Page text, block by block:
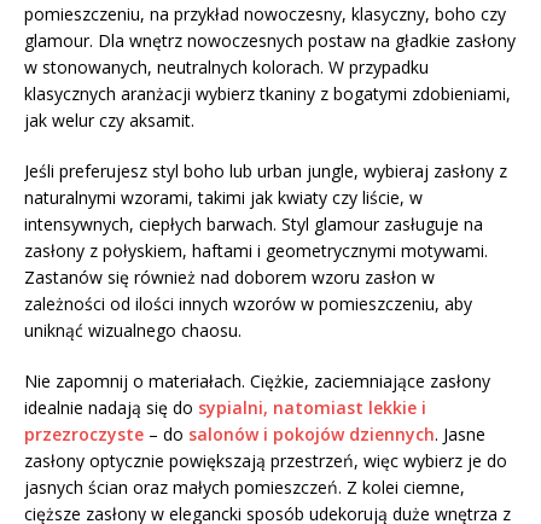
pomieszczeniu, na przykład nowoczesny, klasyczny, boho czy
glamour. Dla wnętrz nowoczesnych postaw na gładkie zasłony
w stonowanych, neutralnych kolorach. W przypadku
klasycznych aranżacji wybierz tkaniny z bogatymi zdobieniami,
jak welur czy aksamit.
Jeśli preferujesz styl boho lub urban jungle, wybieraj zasłony z
naturalnymi wzorami, takimi jak kwiaty czy liście, w
intensywnych, ciepłych barwach. Styl glamour zasługuje na
zasłony z połyskiem, haftami i geometrycznymi motywami.
Zastanów się również nad doborem wzoru zasłon w
zależności od ilości innych wzorów w pomieszczeniu, aby
uniknąć wizualnego chaosu.
Nie zapomnij o materiałach. Ciężkie, zaciemniające zasłony
idealnie nadają się do sypialni, natomiast lekkie i
przezroczyste – do salonów i pokojów dziennych. Jasne
zasłony optycznie powiększają przestrzeń, więc wybierz je do
jasnych ścian oraz małych pomieszczeń. Z kolei ciemne,
cięższe zasłony w elegancki sposób udekorują duże wnętrza z